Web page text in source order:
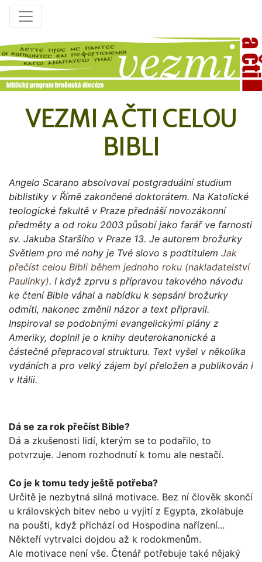
VEZMI A ČTI CELOU
BIBLI
Angelo Scarano absolvoval postgraduální studium
biblistiky v Římě zakončené doktorátem. Na Katolické
teologické fakultě v Praze přednáší novozákonní
předměty a od roku 2003 působí jako farář ve farnosti
sv. Jakuba Staršího v Praze 13. Je autorem brožurky
Světlem pro mé nohy je Tvé slovo s podtitulem Jak
přečíst celou Bibli během jednoho roku (nakladatelství
Paulínky). I když zprvu s přípravou takového návodu
ke čtení Bible váhal a nabídku k sepsání brožurky
odmítl, nakonec změnil názor a text připravil.
Inspiroval se podobnými evangelickými plány z
Ameriky, doplnil je o knihy deuterokanonické a
částečně přepracoval strukturu. Text vyšel v několika
vydáních a pro velký zájem byl přeložen a publikován i
v Itálii.
Dá se za rok přečíst Bible?
Dá a zkušenosti lidí, kterým se to podařilo, to
potvrzuje. Jenom rozhodnutí k tomu ale nestačí.
Co je k tomu tedy ještě potřeba?
Určitě je nezbytná silná motivace. Bez ní člověk skončí
u krá­lovských bitev nebo u vyjití z Egypta, zkolabuje
na poušti, když přichází od Hospodina nařízení...
Někteří vytrvalci dojdou až k rodokmenům.
Ale motivace není vše. Čtenář potřebuje také nějaký